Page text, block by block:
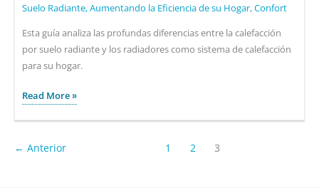
Suelo Radiante,Aumentando la Eficiencia de su Hogar,Confort
Esta guía analiza las profundas diferencias entre la calefacción
por suelo radiante y los radiadores como sistema de calefacción
para su hogar.
Suelo
Radiadores
Read More »
← Anterior 1 2 3